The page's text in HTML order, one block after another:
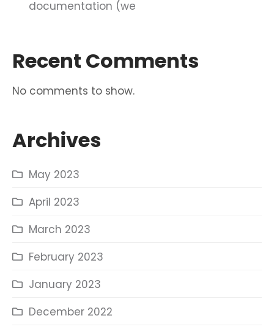
documentation (we
Recent Comments
No comments to show.
Archives
May 2023
April 2023
March 2023
February 2023
January 2023
December 2022